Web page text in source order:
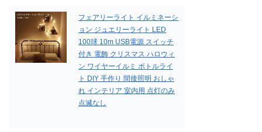
フェアリーライト イルミネーシ
ョン ジュエリーライト LED
100球 10m USB電源 スイッチ
付き 電飾 クリスマス ハロウィ
ン ワイヤーイルミ ボトルライ
ト DIY 手作り 間接照明 おしゃ
れ インテリア 室内用 点灯のみ
点滅なし